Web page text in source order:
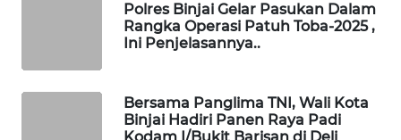
Polres Binjai Gelar Pasukan Dalam
Rangka Operasi Patuh Toba-2025 ,
Ini Penjelasannya..
Bersama Panglima TNI, Wali Kota
Binjai Hadiri Panen Raya Padi
Kodam I/Bukit Barisan di Deli
LISTRIK